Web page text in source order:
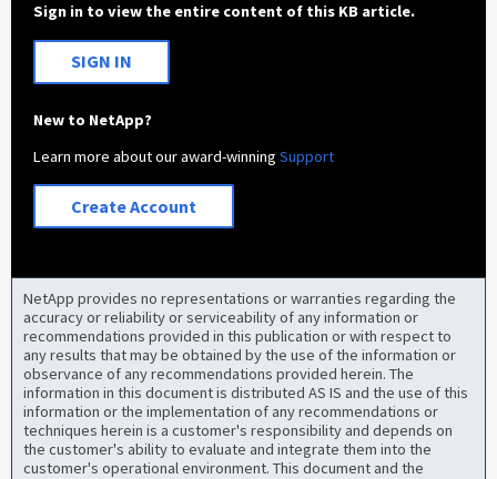
Sign in to view the entire content of this KB article.
SIGN IN
New to NetApp?
Learn more about our award-winningSupport
Create Account
NetApp provides no representations or warranties regarding the
accuracy or reliability or serviceability of any information or
recommendations provided in this publication or with respect to
any results that may be obtained by the use of the information or
observance of any recommendations provided herein. The
information in this document is distributed AS IS and the use of this
information or the implementation of any recommendations or
techniques herein is a customer's responsibility and depends on
the customer's ability to evaluate and integrate them into the
customer's operational environment. This document and the